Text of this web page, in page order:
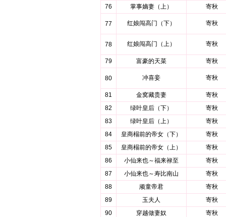
76
掌事嫡妻（上） 寄秋
77 红娘闯高门（下） 寄秋
78 红娘闯高门（上） 寄秋
79 富豪的天菜 寄秋
80 冲喜妾 寄秋
81 金窝藏贵妻
寄秋
82
绿叶皇后（下）
寄秋
83
绿叶皇后（上）
寄秋
84
皇商榻前的帝女（下）
寄秋
85
皇商榻前的帝女（上）
寄秋
86
小仙来也～福来禄至
寄秋
87
小仙来也～寿比南山
寄秋
88
顽童帝君
寄秋
89
玉夫人
寄秋
90
穿越做妻奴
寄秋